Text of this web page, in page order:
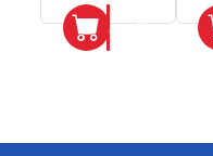
Προσθήκη